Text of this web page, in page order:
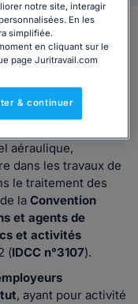
à votre
entreprise réalisant
aéraulique,
dans les travaux de
le traitement des
la Convention
et agents de
et activités
(IDCC n°3107).
, ayant pour activité
notre site, interagir
En les
simplifiée.
en cliquant sur le
page Juritravail.com
& continuer